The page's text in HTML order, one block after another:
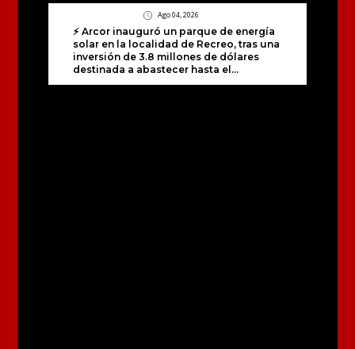
Ago 04, 2026
⚡ Arcor inauguró un parque de energía
solar en la localidad de Recreo, tras una
inversión de 3.8 millones de dólares
destinada a abastecer hasta el...